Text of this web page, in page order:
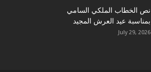
نص الخطاب الملكي السامي
بمناسبة عيد العرش المجيد
July 29, 2026